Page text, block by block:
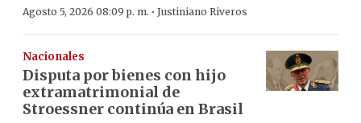
Agosto 5, 2026 08:09 p. m. · Justiniano Riveros
Nacionales
Disputa por bienes con hijo
extramatrimonial de
Stroessner continúa en Brasil